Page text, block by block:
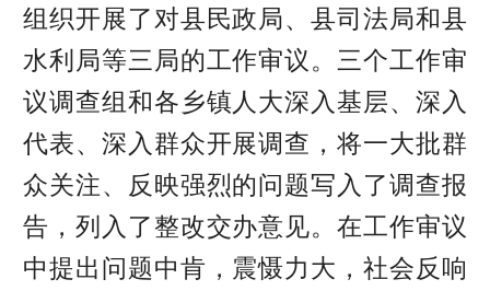
组织开展了对县民政局、县司法局和县
水利局等三局的工作审议。三个工作审
议调查组和各乡镇人大深入基层、深入
代表、深入群众开展调查，将一大批群
众关注、反映强烈的问题写入了调查报
告，列入了整改交办意见。在工作审议
中提出问题中肯，震慑力大，社会反响